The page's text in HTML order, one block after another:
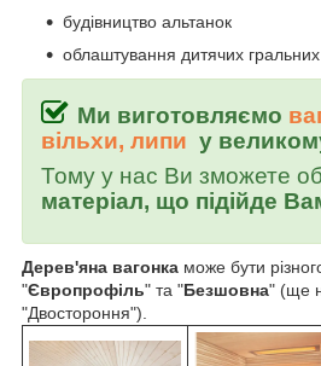
будівництво альтанок
облаштування дитячих
Ми виготовляємо
вільхи, липи у
Тому у нас Ви зможете
матеріал, що підійде
Дерев'яна вагонка може бути
"Європрофіль" та "Безшовна" (ще
"Двостороння").